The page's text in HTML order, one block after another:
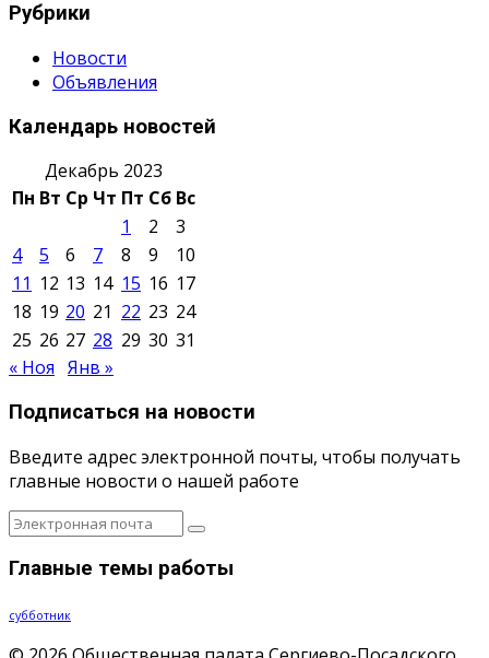
Рубрики
Новости
Объявления
Календарь новостей
Декабрь 2023
Пн Вт Ср Чт Пт Сб Вс
1
2
3
4
5 6 7 8 9
10
11 12 13 14 15 16 17
18 19 20 21 22 23 24
25 26 27 28 29 30 31
« Ноя Янв »
Подписаться на новости
Введите адрес электронной почты, чтобы получать
главные новости о нашей работе
Главные темы работы
субботник